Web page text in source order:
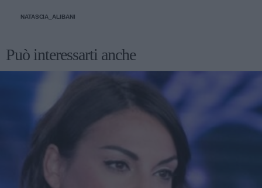
NATASCIA_ALIBANI
Può interessarti anche